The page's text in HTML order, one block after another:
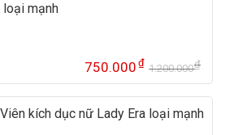
loại mạnh
1.200.000₫
là:
750.000₫
tại
Viên kích dục nữ Lady Era loại mạnh